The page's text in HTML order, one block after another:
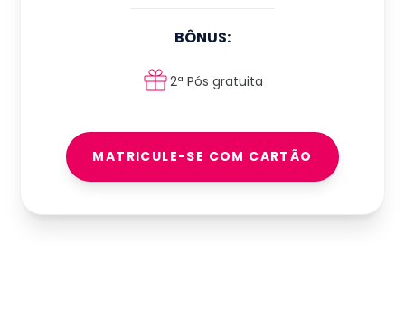
BÔNUS:
2ª Pós gratuita
MATRICULE-SE COM CARTÃO